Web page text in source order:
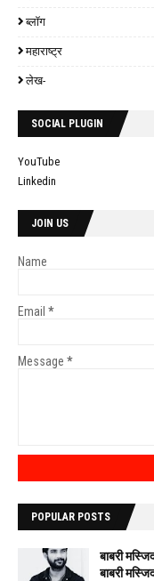
ब्लॉग
महाराष्ट्र
लेख-
SOCIAL PLUGIN
YouTube
Linkedin
JOIN US
Name
Email *
Message *
POPULAR POSTS
बाबरी
बाबरी